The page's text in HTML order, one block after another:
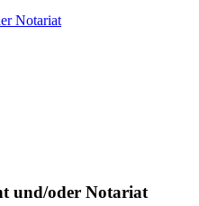
Notariat
und/oder Notariat